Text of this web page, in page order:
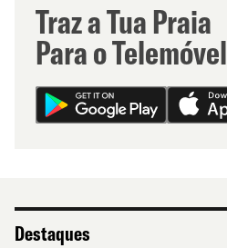
Traz a Tua Praia
Para o Telemóvel
Destaques